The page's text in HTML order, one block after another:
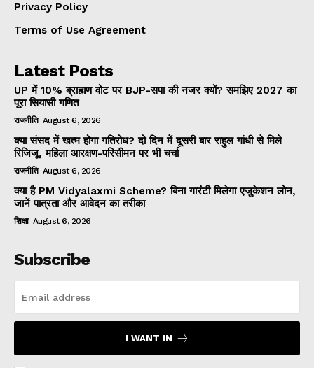
Privacy Policy
Terms of Use Agreement
Latest Posts
UP में 10% ब्राह्मण वोट पर BJP-सपा की नजर क्यों? समझिए 2027 का
पूरा सियासी गणित
राजनीति August 6, 2026
क्या संसद में खत्म होगा गतिरोध? दो दिन में दूसरी बार राहुल गांधी से मिले
रिजिजू, महिला आरक्षण-परिसीमन पर भी चर्चा
राजनीति August 6, 2026
क्या है PM Vidyalaxmi Scheme? बिना गारंटी मिलेगा एजुकेशन लोन,
जानें पात्रता और आवेदन का तरीका
शिक्षा August 6, 2026
Subscribe
I WANT IN